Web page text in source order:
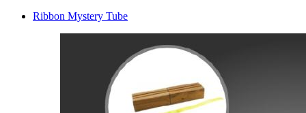
Ribbon Mystery Tube